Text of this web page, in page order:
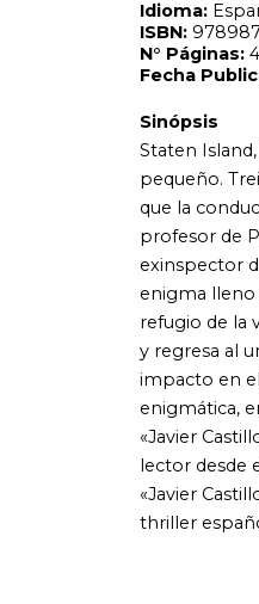
refugio de la
y regresa al
impacto en el que
enigmática, en la
lector desde el
«Javier Castillo
thriller español